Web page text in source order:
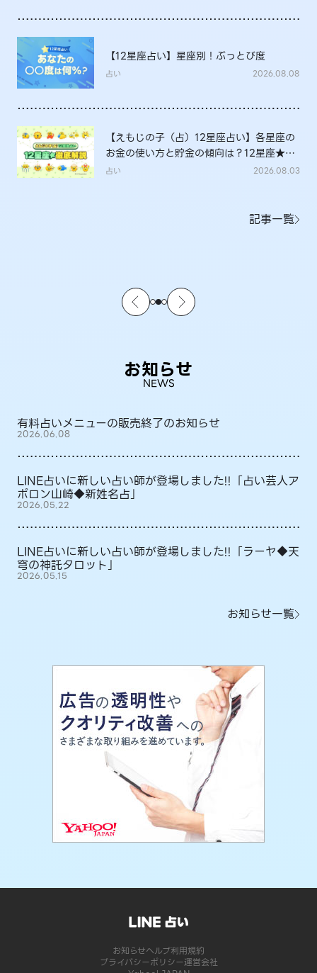
【12星座占い】星座別！ぶっとび度
占い 2026.08.08
【えもじの子（占）12星座占い】各星座の
お金の使い方と貯金の傾向は？12星座★徹
底解説
占い 2026.08.03
記事一覧
お知らせ
NEWS
有料占いメニューの販売終了のお知らせ
2026.06.08
LINE占いに新しい占い師が登場しました!!「占い芸人ア
ポロン山崎◆新姓名占」
2026.05.22
LINE占いに新しい占い師が登場しました!!「ラーヤ◆天
穹の神託タロット」
2026.05.15
お知らせ一覧
お知らせヘルプ利用規約
プライバシーポリシー運営会社